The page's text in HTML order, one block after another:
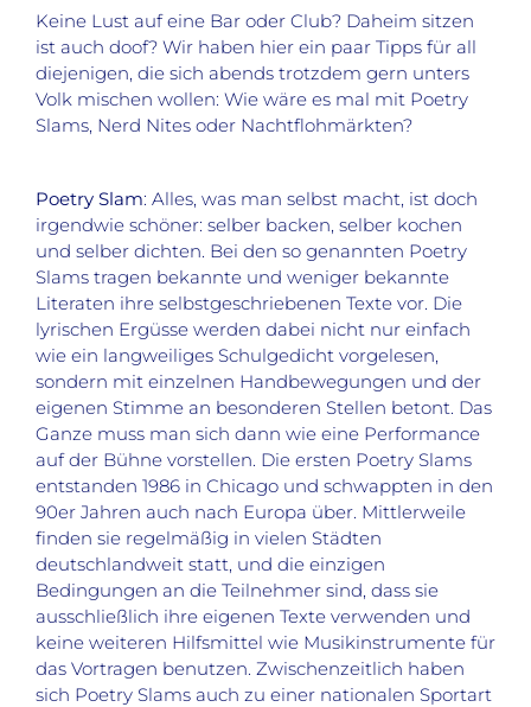
Keine Lust auf eine Bar oder Club? Daheim sitzen
ist auch doof? Wir haben hier ein paar Tipps für all
diejenigen, die sich abends trotzdem gern unters
Volk mischen wollen: Wie wäre es mal mit Poetry
Slams, Nerd Nites oder Nachtflohmärkten?
Poetry Slam: Alles, was man selbst macht, ist doch
irgendwie schöner: selber backen, selber kochen
und selber dichten. Bei den so genannten Poetry
Slams tragen bekannte und weniger bekannte
Literaten ihre selbstgeschriebenen Texte vor. Die
lyrischen Ergüsse werden dabei nicht nur einfach
wie ein langweiliges Schulgedicht vorgelesen,
sondern mit einzelnen Handbewegungen und der
eigenen Stimme an besonderen Stellen betont. Das
Ganze muss man sich dann wie eine Performance
auf der Bühne vorstellen. Die ersten Poetry Slams
entstanden 1986 in Chicago und schwappten in den
90er Jahren auch nach Europa über. Mittlerweile
finden sie regelmäßig in vielen Städten
deutschlandweit statt, und die einzigen
Bedingungen an die Teilnehmer sind, dass sie
ausschließlich ihre eigenen Texte verwenden und
keine weiteren Hilfsmittel wie Musikinstrumente für
das Vortragen benutzen. Zwischenzeitlich haben
sich Poetry Slams auch zu einer nationalen Sportart